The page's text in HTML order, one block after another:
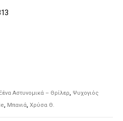
Αστυνομικά – Θρίλερ, Ψυχογιός
Μπανιά Χρύσα Θ.